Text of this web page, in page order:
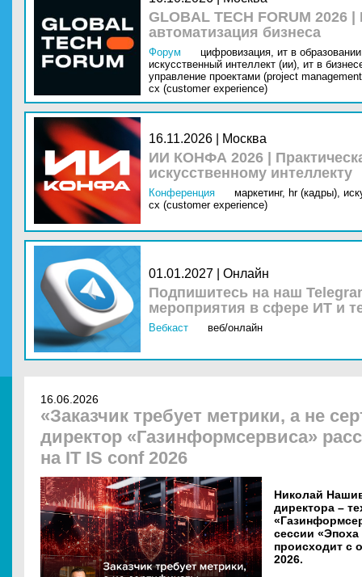
GLOBAL TECH FORUM
автоматизация бизнеса
Форум цифровизация, ит в
искусственный интеллект (ии), ит в
управление проектами (project
cx (customer experience)
16.11.2026 | Москва
ИИ КОНФА 2026 |
искусственному интеллекту
Конференция маркетинг, hr (кадры),
cx (customer experience)
01.01.2027 | Онлайн
Подпишитесь на наш
мероприятия в сфере ИТ и
Вебкаст веб/онлайн
16.06.2026
«Заказчик требует метрики, а не
директор «Газинформсервиса»
на IT IS conf 2026
Николай
директора –
сессии
происходит с
2026.